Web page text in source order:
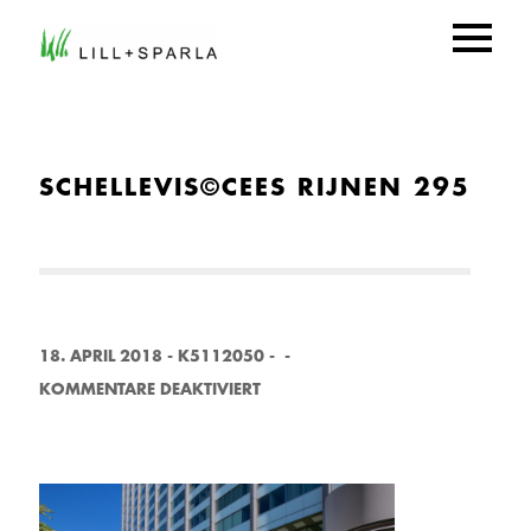
SCHELLEVIS©CEES RIJNEN 295
18. APRIL 2018 - K5112050 - -
KOMMENTARE DEAKTIVIERTF
H
E